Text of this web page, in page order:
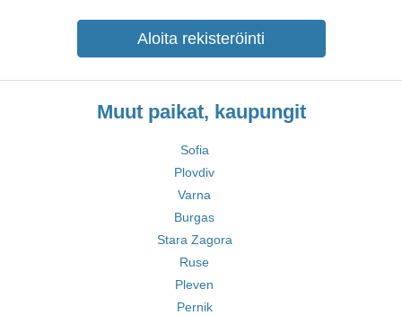
Aloita rekisteröinti
Muut paikat, kaupungit
Sofia
Plovdiv
Varna
Burgas
Stara Zagora
Ruse
Pleven
Pernik